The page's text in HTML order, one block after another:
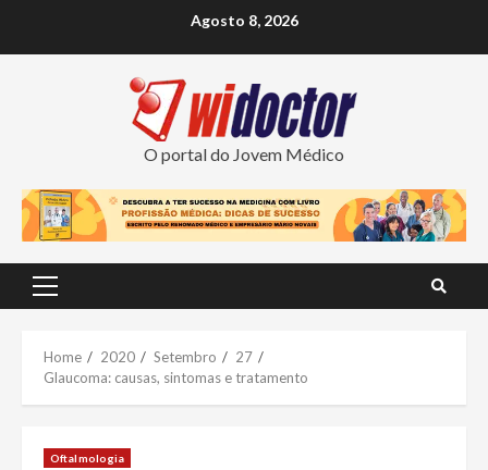
Agosto 8, 2026
O portal do Jovem Médico
Primary
Home 2020 Setembro
27
Glaucoma: causas, sintomas e tratamento
Oftalmologia